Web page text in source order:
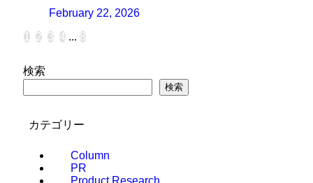
February 22, 2026
1 2 3 4 ... 8
検索
検索
カテゴリー
Column
PR
Product Research